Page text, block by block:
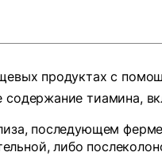
продуктах с
содержание тиамина,
последующем
либо